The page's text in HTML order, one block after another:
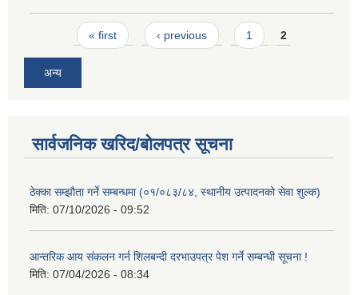
Pages« first ‹ previous 1 2
अन्य
सार्वजनिक खरिद/बोलपत्र सूचना
ठेक्का सम्झौता गर्ने सम्बन्धमा (०१/०८३/८४, स्थानीय उत्पादनको सेवा शुल्क)
मिति: 07/10/2026 - 09:52
आन्तरिक आय संकलन गर्न शिलबन्दी दरभाउपत्र पेश गर्ने सम्बन्धी सूचना !
मिति: 07/04/2026 - 08:34